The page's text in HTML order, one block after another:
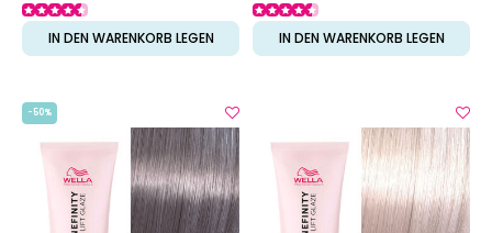
IN DEN WARENKORB LEGEN IN DEN WARENKORB LEGEN
-50%